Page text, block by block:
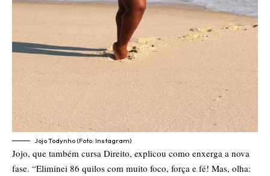
Jojo Todynho (Foto: Instagram)
Jojo, que também cursa Direito, explicou como enxerga a nova
fase. “Eliminei 86 quilos com muito foco, força e fé! Mas, olha: